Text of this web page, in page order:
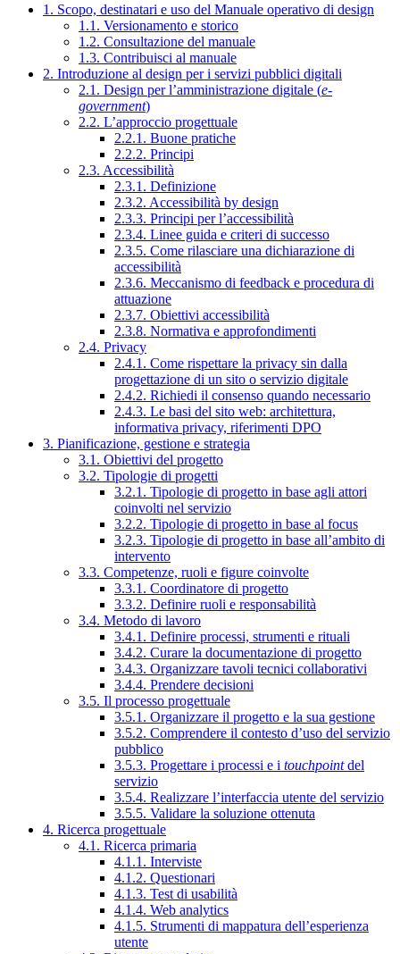
1. Scopo, destinatari e uso del Manuale operativo di design
1.1. Versionamento e storico
1.2. Consultazione del manuale
1.3. Contribuisci al manuale
2. Introduzione al design per i servizi pubblici digitali
2.1. Design per l’amministrazione digitale (e-
government)
2.2. L’approccio progettuale
2.2.1. Buone pratiche
2.2.2. Principi
2.3. Accessibilità
2.3.1. Definizione
2.3.2. Accessibilità by design
2.3.3. Principi per l’accessibilità
2.3.4. Linee guida e criteri di successo
2.3.5. Come rilasciare una dichiarazione di
accessibilità
2.3.6. Meccanismo di feedback e procedura di
attuazione
2.3.7. Obiettivi accessibilità
2.3.8. Normativa e approfondimenti
2.4. Privacy
2.4.1. Come rispettare la privacy sin dalla
progettazione di un sito o servizio digitale
2.4.2. Richiedi il consenso quando necessario
2.4.3. Le basi del sito web: architettura,
informativa privacy, riferimenti DPO
3. Pianificazione, gestione e strategia
3.1. Obiettivi del progetto
3.2. Tipologie di progetti
3.2.1. Tipologie di progetto in base agli attori
coinvolti nel servizio
3.2.2. Tipologie di progetto in base al focus
3.2.3. Tipologie di progetto in base all’ambito di
intervento
3.3. Competenze, ruoli e figure coinvolte
3.3.1. Coordinatore di progetto
3.3.2. Definire ruoli e responsabilità
3.4. Metodo di lavoro
3.4.1. Definire processi, strumenti e rituali
3.4.2. Curare la documentazione di progetto
3.4.3. Organizzare tavoli tecnici collaborativi
3.4.4. Prendere decisioni
3.5. Il processo progettuale
3.5.1. Organizzare il progetto e la sua gestione
3.5.2. Comprendere il contesto d’uso del servizio
pubblico
3.5.3. Progettare i processi e i touchpointdel
servizio
3.5.4. Realizzare l’interfaccia utente del servizio
3.5.5. Validare la soluzione ottenuta
4. Ricerca progettuale
4.1. Ricerca primaria
4.1.1. Interviste
4.1.2. Questionari
4.1.3. Test di usabilità
4.1.4. Web analytics
4.1.5. Strumenti di mappatura dell’esperienza
utente